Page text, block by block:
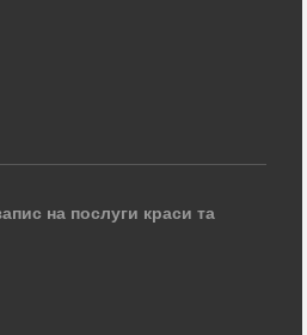
на послуги краси та